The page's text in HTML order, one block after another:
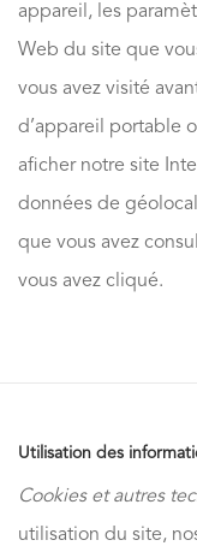
appareil, les
Web du site que
vous avez visité
d’appareil portable
aficher notre site
données de
que vous avez
vous avez cliqué.
Utilisation des
Cookies et autres
utilisation du site,